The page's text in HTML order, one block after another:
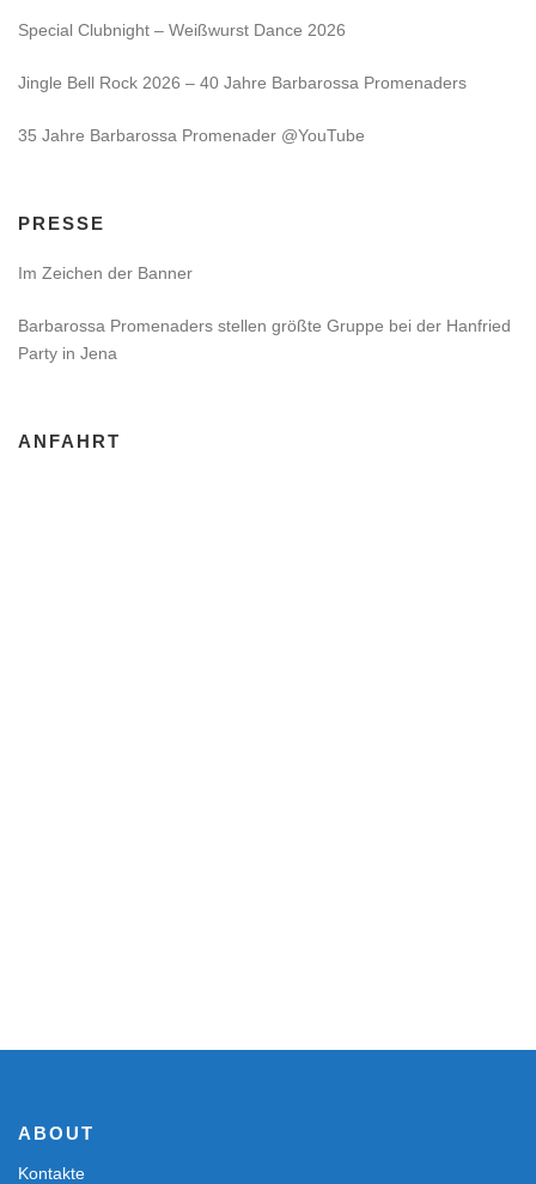
Special Clubnight – Weißwurst Dance 2026
Jingle Bell Rock 2026 – 40 Jahre Barbarossa Promenaders
35 Jahre Barbarossa Promenader @YouTube
PRESSE
Im Zeichen der Banner
Barbarossa Promenaders stellen größte Gruppe bei der Hanfried
Party in Jena
ANFAHRT
ABOUT
Kontakte